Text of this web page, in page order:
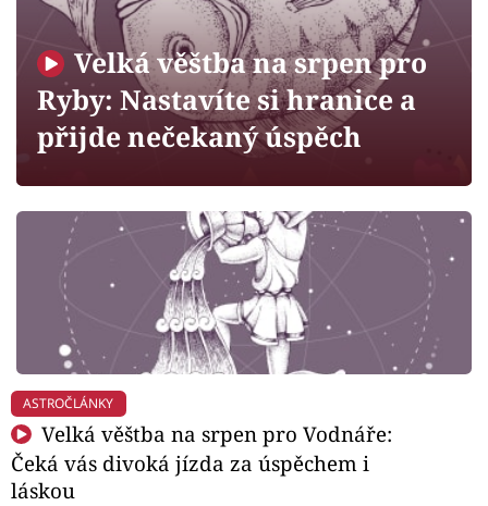
Sledujte prima+
Filmový festival Karlovy Vary
Mámy sobě
Přihlášení
Sledujte nás
Velká věštba na srpen pro
Ryby: Nastavíte si hranice a
přijde nečekaný úspěch
ASTROČLÁNKY
Velká věštba na srpen pro Vodnáře:
Čeká vás divoká jízda za úspěchem i
láskou